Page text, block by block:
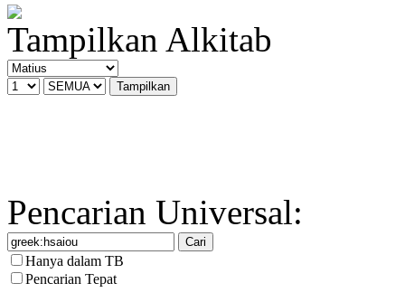
Tampilkan Alkitab
Pencarian Universal:
Hanya dalam TB
Pencarian Tepat